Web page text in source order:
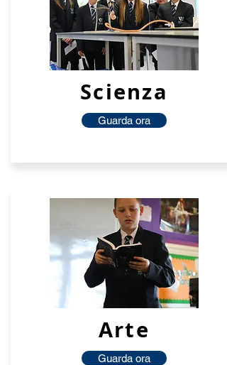
Scienza
Guarda ora
Arte
Guarda ora